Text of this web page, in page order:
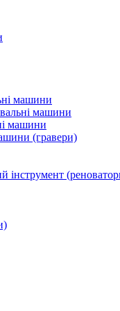
машини
машини
машини
(гравери)
інструмент